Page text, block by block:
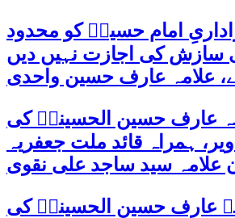
امام حسینؑ کو محدود
سازش کی اجازت نہیں دیں
علامہ عارف حسین واحدی
عارف حسین الحسینیؒ کی
ہمراہ قائد ملت جعفریہ
علامہ سید ساجد علی نقوی
عارف حسین الحسینیؒ کی